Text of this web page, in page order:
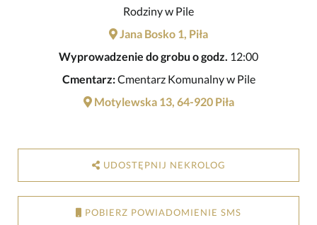
Rodziny w Pile
Jana Bosko 1, Piła
Wyprowadzenie do grobu o godz. 12:00
Cmentarz:Cmentarz Komunalny w Pile
Motylewska 13, 64-920 Piła
UDOSTĘPNIJ NEKROLOG
POBIERZ POWIADOMIENIE SMS